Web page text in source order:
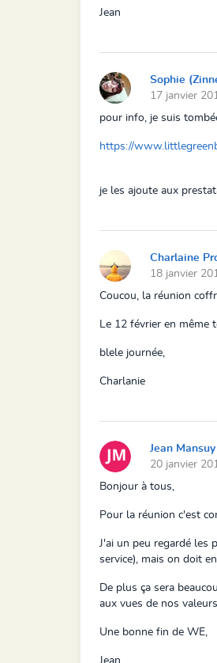
Jean
Sophie
17 janvier
pour info, je suis
https://
je les ajoute aux
Charlaine
18 janvier
Coucou, la réunion
Le 12 février en
blele journée,
Charlanie
Jean Mansuy
20 janvier
Bonjour à tous,
Pour la réunion c'est
J'ai un peu regardé les
service), mais on doit
De plus ça sera
aux vues de nos valeurs.
Une bonne fin de WE,
Jean